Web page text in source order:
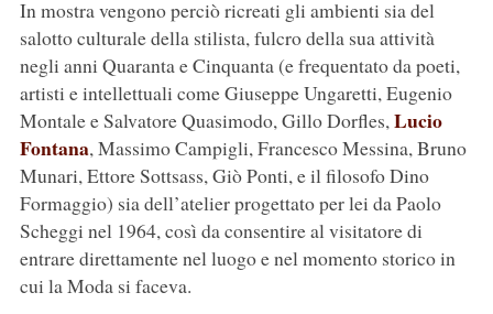
In mostra vengono perciò ricreati gli ambienti sia del
salotto culturale della stilista, fulcro della sua attività
negli anni Quaranta e Cinquanta (e frequentato da poeti,
artisti e intellettuali come Giuseppe Ungaretti, Eugenio
Montale e Salvatore Quasimodo, Gillo Dorfles,Lucio
Fontana, Massimo Campigli, Francesco Messina, Bruno
Munari, Ettore Sottsass, Giò Ponti, e il filosofo Dino
Formaggio) sia dell’atelier progettato per lei da Paolo
Scheggi nel 1964, così da consentire al visitatore di
entrare direttamente nel luogo e nel momento storico in
cui la Moda si faceva.